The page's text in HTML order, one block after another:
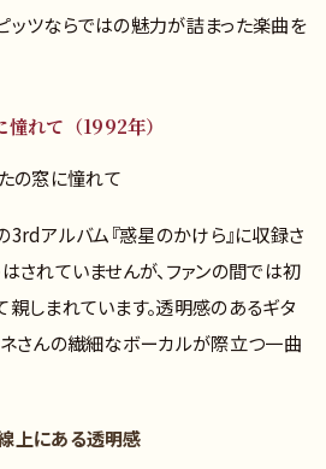
ッツならではの魅力が詰まった楽曲を
れて（1992年）
の窓に憧れて
アルバム『惑星のかけら』に収録さ
されていませんが、ファンの間では初
しまれています。透明感のあるギタ
ネさんの繊細なボーカルが際立つ一曲
上にある透明感